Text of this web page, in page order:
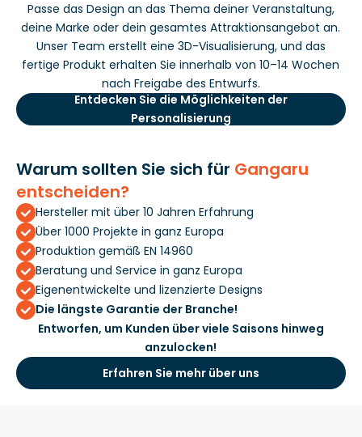
Passe das Design an das Thema deiner Veranstaltung,
deine Marke oder dein gesamtes Attraktionsangebot an.
Unser Team erstellt eine 3D-Visualisierung, und das
fertige Produkt erhalten Sie innerhalb von 10–14 Wochen
nach Freigabe des Entwurfs.
Entdecken Sie die Möglichkeiten der
Personalisierung
Warum sollten Sie sich für Gangaru
entscheiden?
Hersteller mit über 10 Jahren Erfahrung
Über 1000 Projekte in ganz Europa
Produktion gemäß EN 14960
Beratung und Service in ganz Europa
Eigenentwickelte und lizenzierte Designs
Die längste Garantie der Branche!
Entworfen, um Kunden über viele Saisons hinweg
anzulocken!
Erfahren Sie mehr über uns